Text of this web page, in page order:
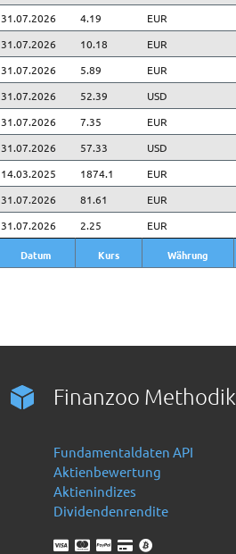
31.07.2026 4.19 EUR
31.07.2026 10.18 EUR
31.07.2026 5.89 EUR
31.07.2026 52.39 USD
31.07.2026 7.35 EUR
31.07.2026 57.33 USD
14.03.2025 1874.1 EUR
31.07.2026 81.61 EUR
31.07.2026 2.25 EUR
Datum Kurs Währung
Finanzoo Methodik
Fundamentaldaten API
Aktienbewertung
Aktienindizes
Dividendenrendite